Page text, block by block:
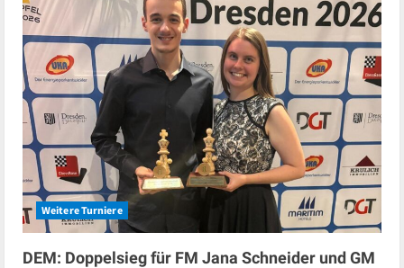
Weitere Turniere
DEM: Doppelsieg für FM Jana Schneider und GM